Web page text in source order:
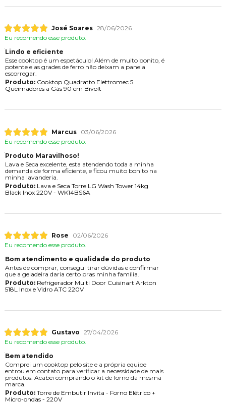
José Soares 28/06/2026
Eu recomendo esse produto.
Lindo e eficiente
Esse cooktop é um espetáculo! Além de muito bonito, é
potente e as grades de ferro não deixam a panela
escorregar.
Produto:Cooktop Quadratto Elettromec 5
Queimadores a Gás 90 cm Bivolt
Marcus
03/06/2026
Eu recomendo esse produto.
Produto Maravilhoso!
Lava e Seca excelente, esta atendendo toda a minha
demanda de forma eficiente, e ficou muito bonito na
minha lavanderia.
Produto:Lava e Seca Torre LG Wash Tower 14kg
Black Inox 220V - WK14BS6A
Rose
02/06/2026
Eu recomendo esse produto.
Bom atendimento e qualidade do produto
Antes de comprar, consegui tirar dúvidas e confirmar
que a geladeira daria certo pras minha família.
Produto:Refrigerador Multi Door Cuisinart Arkton
518L Inox e Vidro ATC 220V
Gustavo 27/04/2026
Eu recomendo esse produto.
Bem atendido
Comprei um cooktop pelo site e a própria equipe
entrou em contato para verificar a necessidade de mais
produtos. Acabei comprando o kit de forno da mesma
marca.
Produto:Torre de Embutir Invita - Forno Elétrico +
Micro-ondas - 220V